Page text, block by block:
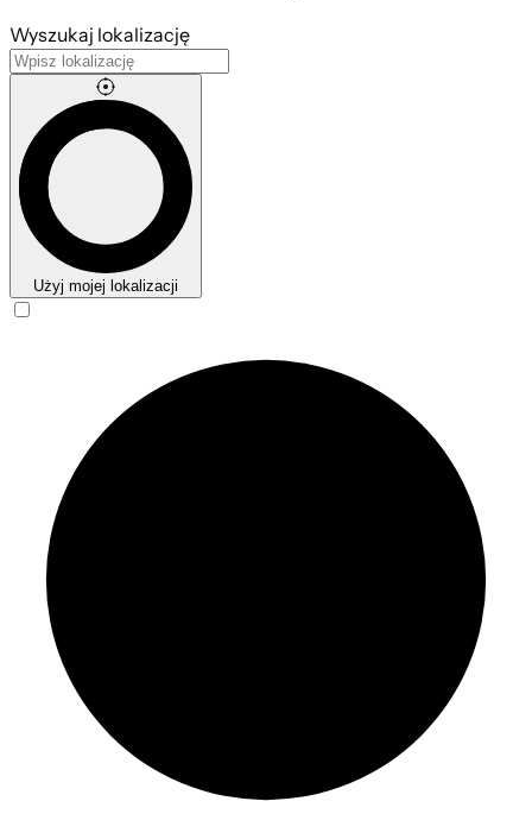
Czekoladowy z Wiśniami
Wyszukaj lokalizację
Użyj mojej lokalizacji